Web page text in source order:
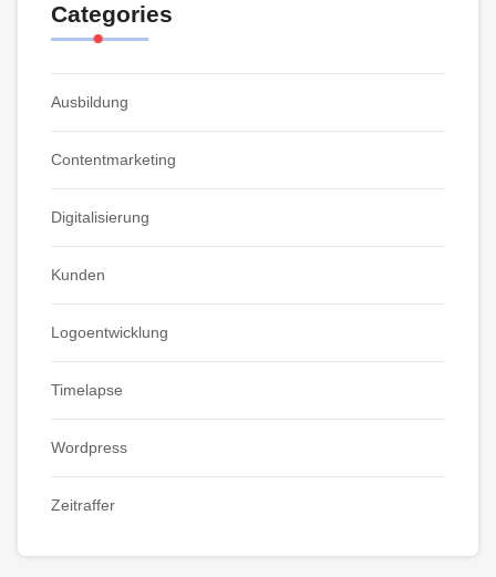
Categories
Ausbildung
Contentmarketing
Digitalisierung
Kunden
Logoentwicklung
Timelapse
Wordpress
Zeitraffer